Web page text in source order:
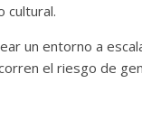
cultural.
un entorno a
el riesgo de